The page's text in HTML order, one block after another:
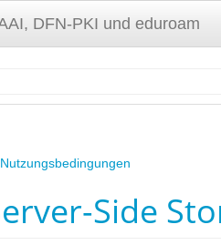
DFN-PKI und eduroam
Nutzungsbedingungen
Side